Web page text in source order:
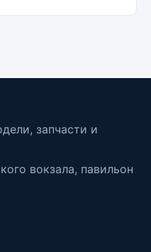
запчасти и
вокзала, павильон